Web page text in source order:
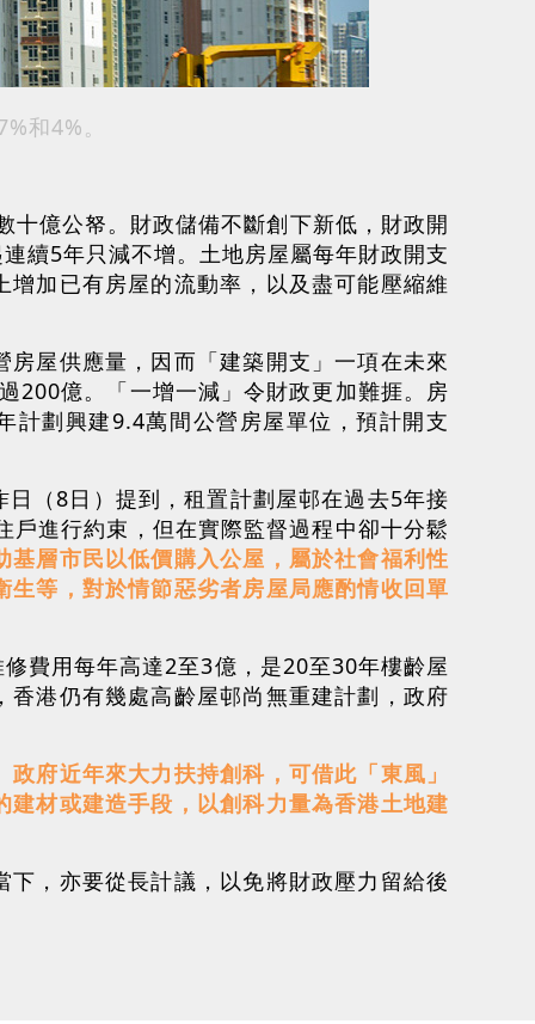
和4%。
億公帑。財政儲備不斷創下新低，財政開
續5年只減不增。土地房屋屬每年財政開支
加已有房屋的流動率，以及盡可能壓縮維
屋供應量，因而「建築開支」一項在未來
200億。「一增一減」令財政更加難捱。房
計劃興建9.4萬間公營房屋單位，預計開支
（8日）提到，租置計劃屋邨在過去5年接
進行約束，但在實際監督過程中卻十分鬆
基層市民以低價購入公屋，屬於社會福利性
等，對於情節惡劣者房屋局應酌情收回單
費用每年高達2至3億，是20至30年樓齡屋
港仍有幾處高齡屋邨尚無重建計劃，政府
政府近年來大力扶持創科，可借此「東風」
材或建造手段，以創科力量為香港土地建
，亦要從長計議，以免將財政壓力留給後